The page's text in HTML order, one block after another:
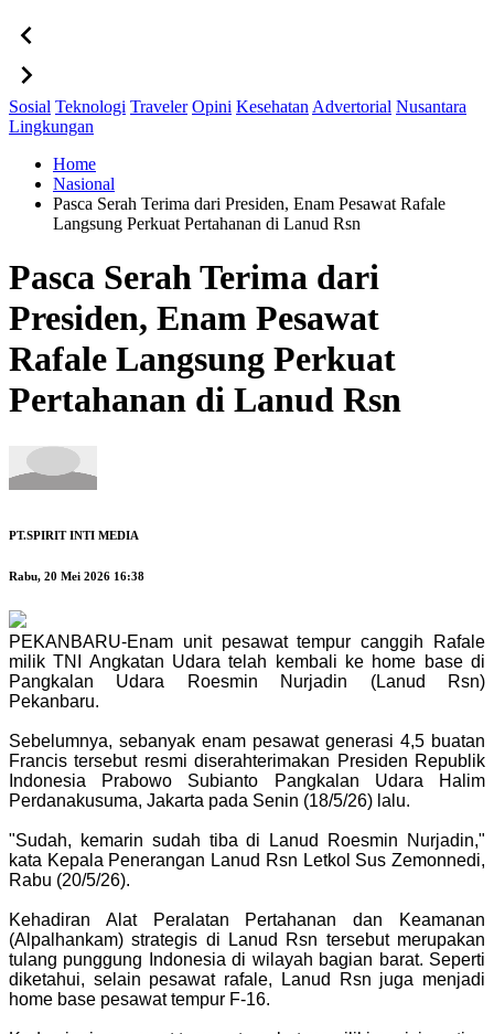
Sosial Teknologi Traveler Opini Kesehatan Advertorial Nusantara
Lingkungan
Home
Nasional
Pasca Serah Terima dari Presiden, Enam Pesawat Rafale
Langsung Perkuat Pertahanan di Lanud Rsn
Pasca Serah Terima dari
Presiden, Enam Pesawat
Rafale Langsung Perkuat
Pertahanan di Lanud Rsn
PT.SPIRIT INTI MEDIA
Rabu, 20 Mei 2026 16:38
PEKANBARU-Enam unit pesawat tempur canggih Rafale
milik TNI Angkatan Udara telah kembali ke home base di
Pangkalan Udara Roesmin Nurjadin (Lanud Rsn)
Pekanbaru.
Sebelumnya, sebanyak enam pesawat generasi 4,5 buatan
Francis tersebut resmi diserahterimakan Presiden Republik
Indonesia Prabowo Subianto Pangkalan Udara Halim
Perdanakusuma, Jakarta pada Senin (18/5/26) lalu.
"Sudah, kemarin sudah tiba di Lanud Roesmin Nurjadin,"
kata Kepala Penerangan Lanud Rsn Letkol Sus Zemonnedi,
Rabu (20/5/26).
Kehadiran Alat Peralatan Pertahanan dan Keamanan
(Alpalhankam) strategis di Lanud Rsn tersebut merupakan
tulang punggung Indonesia di wilayah bagian barat. Seperti
diketahui, selain pesawat rafale, Lanud Rsn juga menjadi
home base pesawat tempur F-16.